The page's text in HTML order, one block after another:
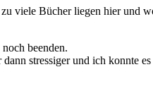
viele Bücher liegen hier und
beenden.
stressiger und ich konnte es